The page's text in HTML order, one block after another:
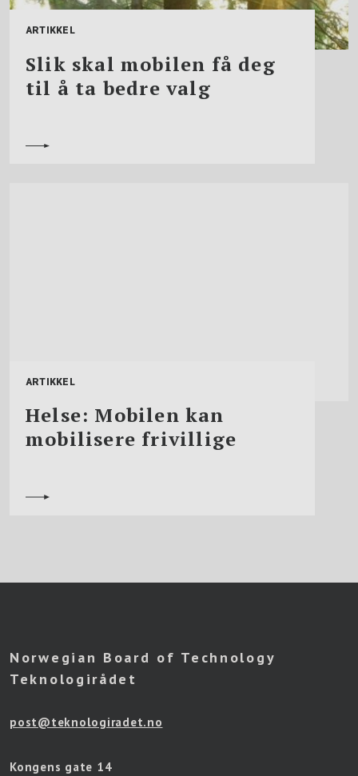
ARTIKKEL
Slik skal mobilen få deg
til å ta bedre valg
ARTIKKEL
Helse: Mobilen kan
mobilisere frivillige
Norwegian Board of Technology
Teknologirådet
post@teknologiradet.no
Kongens gate 14